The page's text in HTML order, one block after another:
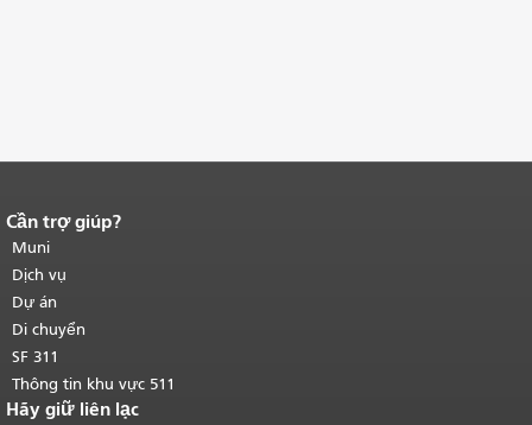
Kết thúc nội dung trang.
của trang này được lặp lại trên mọi
trang.Quay lại đầu trang nội dung
chính.
Cần trợ giúp?
Muni
Dịch vụ
Dự án
Di chuyển
SF 311
Thông tin khu vực 511
Hãy giữ liên lạc